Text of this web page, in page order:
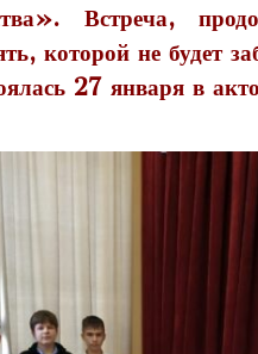
Встреча,
которой не будет
27 января в